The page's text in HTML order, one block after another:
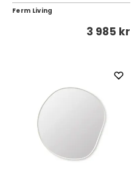
Ferm Living
3 985 kr